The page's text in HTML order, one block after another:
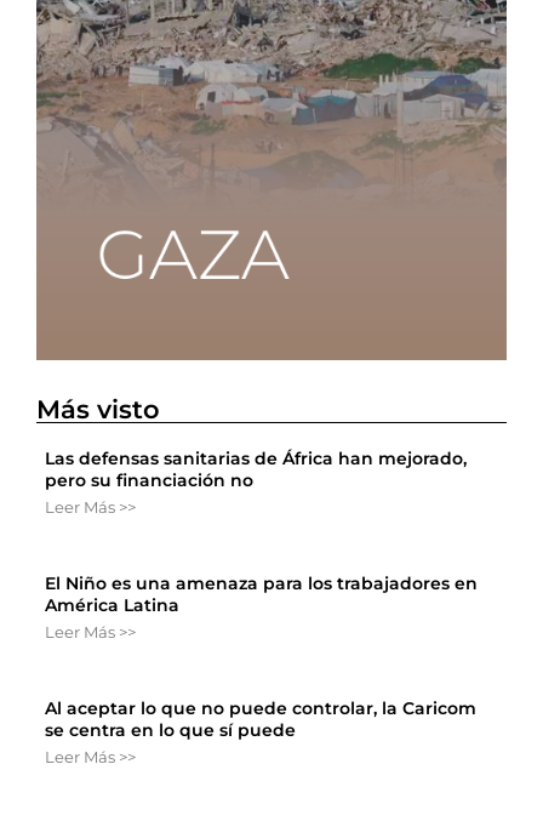
Más visto
Las defensas sanitarias de África han mejorado,
pero su financiación no
Leer Más >>
El Niño es una amenaza para los trabajadores en
América Latina
Leer Más >>
Al aceptar lo que no puede controlar, la Caricom
se centra en lo que sí puede
Leer Más >>